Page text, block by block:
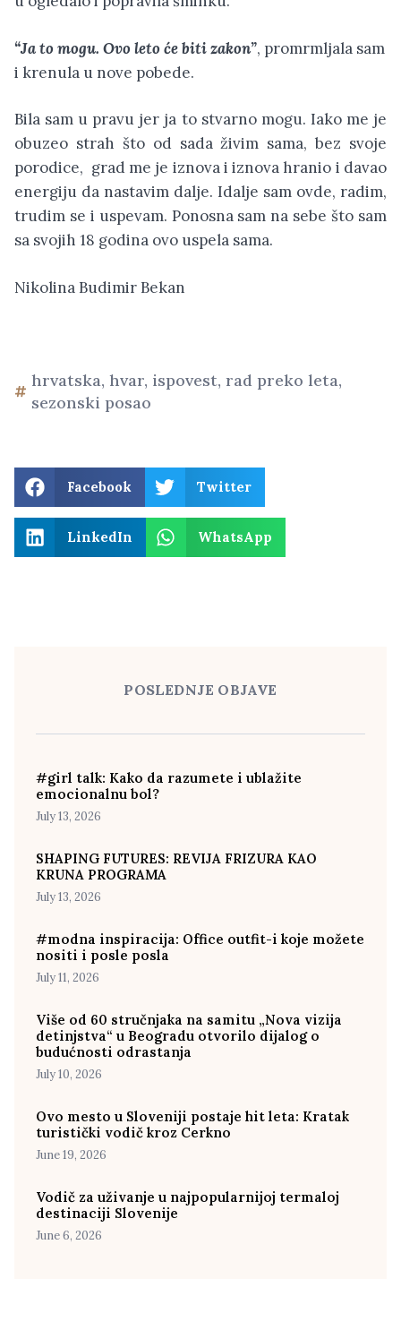
“Ja to mogu. Ovo leto će biti zakon”, promrmljala sam
i krenula u nove pobede.
Bila sam u pravu jer ja to stvarno mogu. Iako me je
obuzeo strah što od sada živim sama, bez svoje
porodice, grad me je iznova i iznova hranio i davao
energiju da nastavim dalje. Idalje sam ovde, radim,
trudim se i uspevam. Ponosna sam na sebe što sam
sa svojih 18 godina ovo uspela sama.
Nikolina Budimir Bekan
hrvatska, hvar, ispovest, rad preko leta,
sezonski posao
Facebook Twitter
LinkedIn WhatsApp
POSLEDNJE OBJAVE
#girl talk: Kako da razumete i ublažite
emocionalnu bol?
July 13, 2026
SHAPING FUTURES: REVIJA FRIZURA KAO
KRUNA PROGRAMA
July 13, 2026
#modna inspiracija: Office outfit-i koje možete
nositi i posle posla
July 11, 2026
Više od 60 stručnjaka na samitu „Nova vizija
detinjstva“ u Beogradu otvorilo dijalog o
budućnosti odrastanja
July 10, 2026
Ovo mesto u Sloveniji postaje hit leta: Kratak
turistički vodič kroz Cerkno
June 19, 2026
Vodič za uživanje u najpopularnijoj termaloj
destinaciji Slovenije
June 6, 2026